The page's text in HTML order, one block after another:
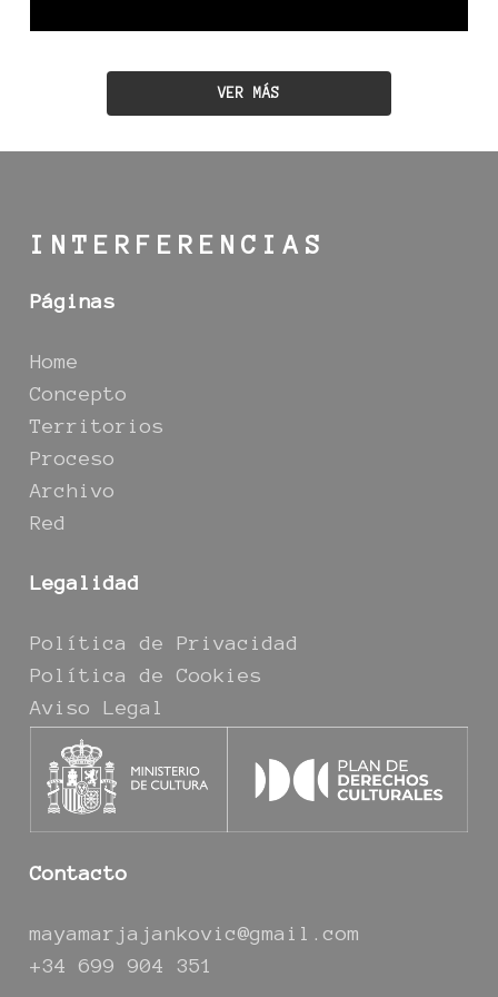
VER MÁS
INTERFERENCIAS
Páginas
Home
Concepto
Territorios
Proceso
Archivo
Red
Legalidad
Política de Privacidad
Política de Cookies
Aviso Legal
Contacto
mayamarjajankovic@gmail.com
+34 699 904 351